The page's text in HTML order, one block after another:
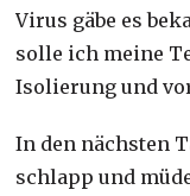
Virus gäbe es
solle ich meine
Isolierung und
In den nächsten
schlapp und